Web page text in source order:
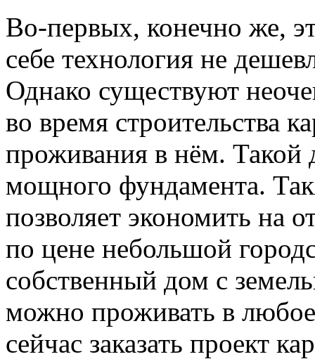
Во-первых, конечно же,
себе технология не
Однако существуют
во время строительства
проживания в нём. Такой
мощного фундамента.
позволяет экономить на
по цене небольшой
собственный дом с
можно проживать в
сейчас заказать проект